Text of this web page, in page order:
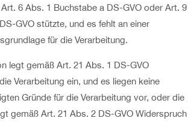
6 Abs. 1 Buchstabe a DS-GVO oder Art. 9
GVO stützte, und es fehlt an einer
für die Verarbeitung.
legt gemäß Art. 21 Abs. 1 DS-GVO
Verarbeitung ein, und es liegen keine
Gründe für die Verarbeitung vor, oder die
gemäß Art. 21 Abs. 2 DS-GVO Widerspruch